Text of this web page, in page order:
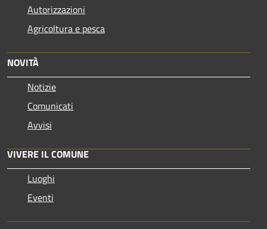
Autorizzazioni
Agricoltura e pesca
NOVITÀ
Notizie
Comunicati
Avvisi
VIVERE IL COMUNE
Luoghi
Eventi